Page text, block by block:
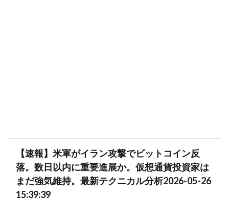
【速報】米軍がイラン攻撃でビットコイン反
落。数日以内に重要進展か。仮想通貨投資家は
まだ強気維持。最新テクニカル分析2026-05-26
15:39:39